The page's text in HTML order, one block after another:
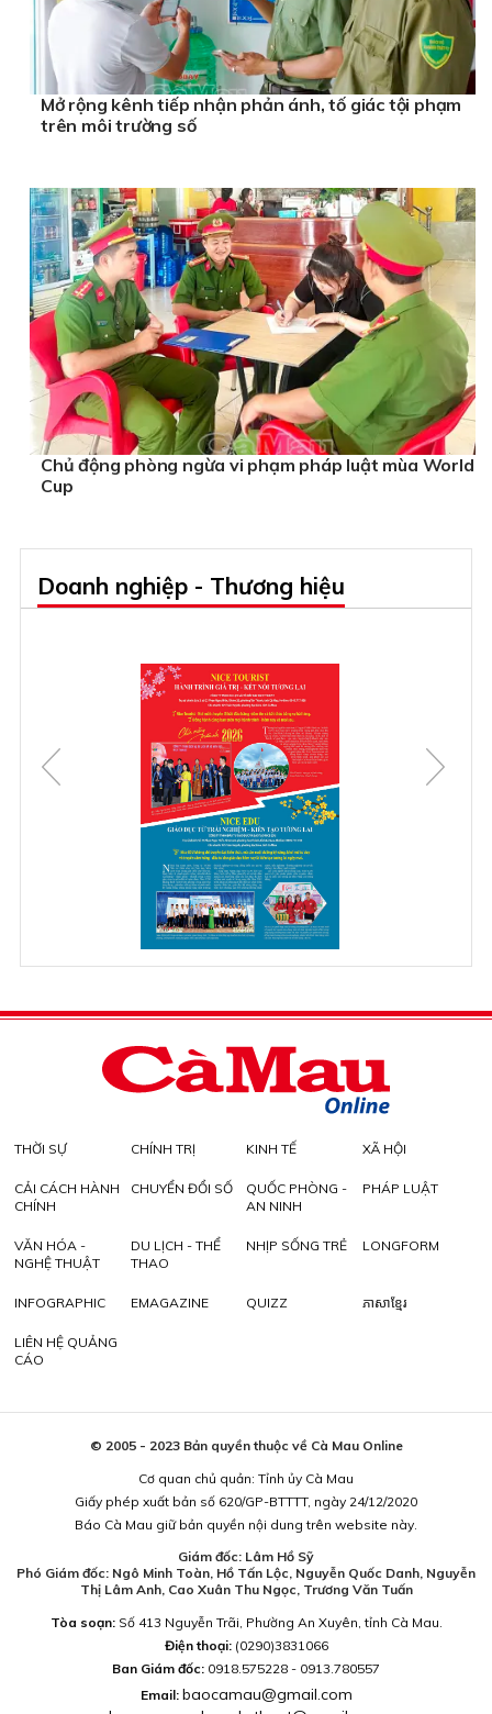
Mở rộng kênh tiếp nhận phản ánh, tố giác tội phạm
trên môi trường số
Chủ động phòng ngừa vi phạm pháp luật mùa World
Cup
Doanh nghiệp - Thương hiệu
THỜI SỰ CHÍNH TRỊ KINH TẾ XÃ HỘI
CẢI CÁCH HÀNH
CHÍNH
CHUYỂN ĐỔI SỐ
QUỐC PHÒNG -
AN NINH
PHÁP LUẬT
VĂN HÓA -
NGHỆ THUẬT
DU LỊCH - THỂ
THAO
NHỊP SỐNG TRẺ LONGFORM
INFOGRAPHIC EMAGAZINE QUIZZ ភាសាខ្មែរ
LIÊN HỆ QUẢNG
CÁO
© 2005 - 2023 Bản quyền thuộc về Cà Mau Online
Cơ quan chủ quản: Tỉnh ủy Cà Mau
Giấy phép xuất bản số 620/GP-BTTTT, ngày 24/12/2020
Báo Cà Mau giữ bản quyền nội dung trên website này.
Giám đốc: Lâm Hồ Sỹ
Phó Giám đốc: Ngô Minh Toàn, Hồ Tấn Lộc, Nguyễn Quốc Danh, Nguyễn
Thị Lâm Anh, Cao Xuân Thu Ngọc, Trương Văn Tuấn
Tòa soạn:Số 413 Nguyễn Trãi, Phường An Xuyên, tỉnh Cà Mau.
Điện thoại: (0290)3831066
Ban Giám đốc: 0918.575228 - 0913.780557
Email: baocamau@gmail.com